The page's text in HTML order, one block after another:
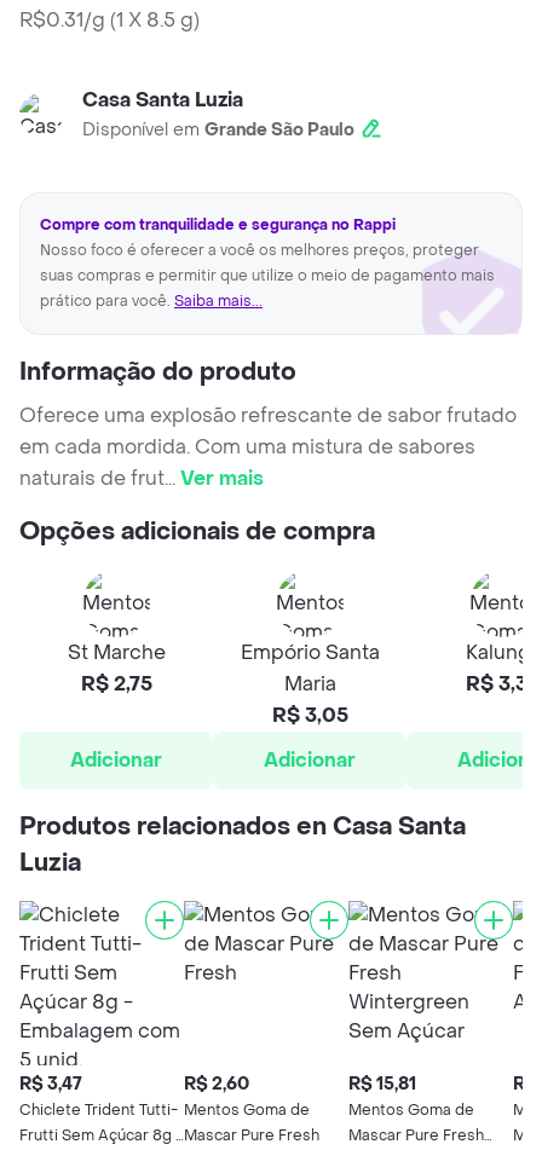
R$0.31/g (1 X 8.5 g)
Casa Santa Luzia
Disponível em Grande São Paulo
Compre com tranquilidade e segurança no Rappi
Nosso foco é oferecer a você os melhores preços, proteger
suas compras e permitir que utilize o meio de pagamento mais
prático para você. Saiba mais...
Informação do produto
Oferece uma explosão refrescante de sabor frutado
em cada mordida. Com uma mistura de sabores
naturais de frut...Ver mais
Opções adicionais de compra
St Marche
R$ 2,75
Adicionar
Empório Santa
Maria
R$ 3,05
Adicionar
Kalunga
R$ 3,30
Produtos relacionados en Casa Santa
Luzia
R$ 3,47
Chiclete Trident Tutti-
Frutti Sem Açúcar 8g -
R$ 2,60
Mentos Goma de
Mascar Pure Fresh
R$ 15,81
Mentos Goma de
Mascar Pure Fresh
R$